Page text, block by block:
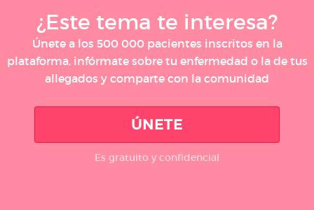
¿Este tema te interesa?
Únete a los 500 000 pacientes inscritos en la
plataforma, infórmate sobre tu enfermedad o la de tus
allegados y comparte con la comunidad
ÚNETE
Es gratuito y confidencial